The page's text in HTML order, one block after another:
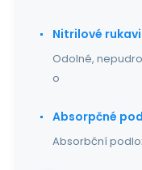
Nitrilové
Odolné,
o
Absorpčné
Absorbční